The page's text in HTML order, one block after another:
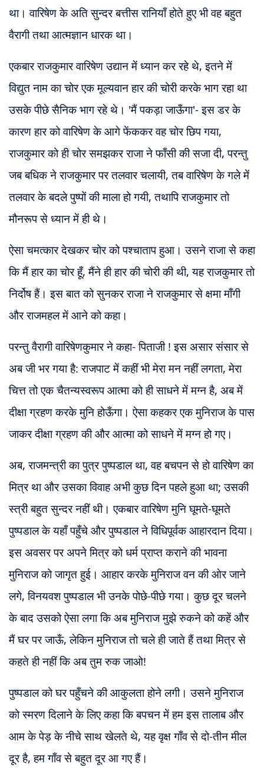
था। वारिषेण के अति सुन्दर बत्तीस रानियाँ होते हुए भी वह बहुत
वैरागी तथा आत्मज्ञान धारक था।
एकबार राजकुमार वारिषेण उद्यान में ध्यान कर रहे थे, इतने में
विद्युत नाम का चोर एक मूल्यवान हार की चोरी करके भाग रहा था
उसके पीछे सैनिक भाग रहे थे। 'मैं पकड़ा जाऊँगा'- इस डर के
कारण हार को वारिषेण के आगे फेंककर वह चोर छिप गया,
राजकुमार को ही चोर समझकर राजा ने फाँसी की सजा दी, परन्तु
जब बधिक ने राजकुमार पर तलवार चलायी, तब वारिषेण के गले में
तलवार के बदले पुष्पों की माला हो गयी, तथापि राजकुमार तो
मौनरूप से ध्यान में ही थे।
ऐसा चमत्कार देखकर चोर को पश्चाताप हुआ। उसने राजा से कहा
कि मैं हार का चोर हूँ, मैंने ही हार की चोरी की थी, यह राजकुमार तो
निर्दोष हैं। इस बात को सुनकर राजा ने राजकुमार से क्षमा माँगी
और राजमहल में आने को कहा।
परन्तु वैरागी वारिषेणकुमार ने कहा- पिताजी ! इस असार संसार से
अब जी भर गया है: राजपाट में कहीं भी मेरा मन नहीं लगता, मेरा
चित्त तो एक चैतन्यस्वरूप आत्मा को ही साधने में मग्न है, अब में
दीक्षा ग्रहण करके मुनि होऊँगा। ऐसा कहकर एकमुनिराज के पास
जाकर दीक्षा ग्रहण की और आत्मा को साधने में मग्न हो गए।
अब, राजमन्त्री का पुत्र पुष्पडाल था, वह बचपन से हो वारिषेण का
मित्र था और उसका विवाह अभी कुछ दिन पहले हुआ था; उसकी
स्त्री बहुत सुन्दर नहीं थी। एकबार वारिषेण मुनि घूमते-घूमते
पुष्पडाल के यहाँ पहुँचे और पुष्पडाल ने विधिपूर्वक आहारदान दिया।
इस अवसर पर अपने मित्र को धर्म प्राप्त कराने की भावना
मुनिराज को जागृत हुई। आहार करके मुनिराज वन की ओर जाने
लगे, विनयवश पुष्पडाल भी उनके पोछे-पीछे गया। कुछ दूर चलने
के बाद उसको ऐसा लगा कि अब मुनिराज मुझे रुकने को कहें और
मैं घर पर जाऊँ, लेकिन मुनिराज तो चले ही जाते हैं तथा मित्र से
कहते ही नहीं कि अब तुम रुक जाओ!
पुष्पडाल को घर पहुँचने की आकुलता होने लगी। उसने मुनिराज
को स्मरण दिलाने के लिए कहा कि बपचन में हम इस तालाब और
आम के पेड़ के नीचे साथ खेलते थे, यह वृक्ष गाँव से दो-तीन मील
दूर है, हम गाँव से बहुत दूर आ गए हैं।